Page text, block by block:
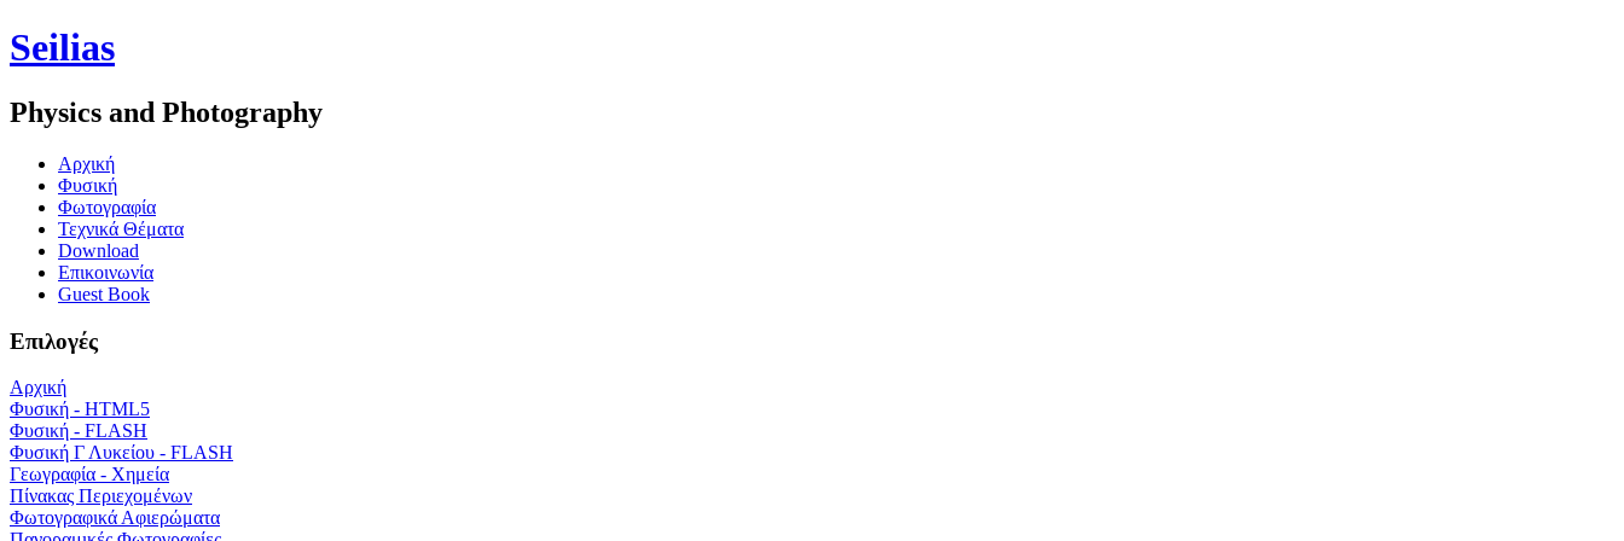
Seilias
Physics and Photography
Aρχική
Φυσική
Φωτογραφία
Τεχνικά Θέματα
Download
Επικοινωνία
Guest Book
Επιλογές
Αρχική
Φυσική - HTML5
Φυσική - FLASH
Φυσική Γ Λυκείου - FLASH
Γεωγραφία - Χημεία
Πίνακας Περιεχομένων
Φωτογραφικά Αφιερώματα